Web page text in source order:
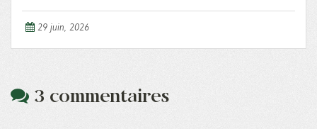
29 juin, 2026
3 commentaires